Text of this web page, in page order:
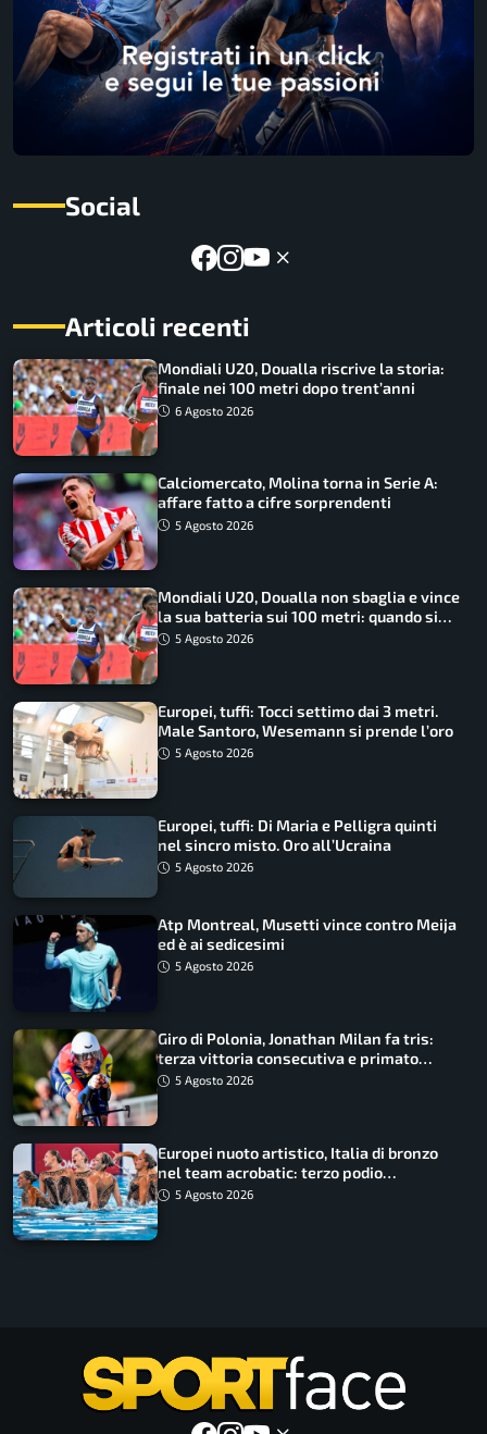
Social
Articoli recenti
Mondiali U20, Doualla riscrive la storia:
finale nei 100 metri dopo trent’anni
6 Agosto 2026
Calciomercato, Molina torna in Serie A:
affare fatto a cifre sorprendenti
5 Agosto 2026
Mondiali U20, Doualla non sbaglia e vince
la sua batteria sui 100 metri: quando si
disputano le finali
5 Agosto 2026
Europei, tuffi: Tocci settimo dai 3 metri.
Male Santoro, Wesemann si prende l’oro
5 Agosto 2026
Europei, tuffi: Di Maria e Pelligra quinti
nel sincro misto. Oro all’Ucraina
5 Agosto 2026
Atp Montreal, Musetti vince contro Meija
ed è ai sedicesimi
5 Agosto 2026
Giro di Polonia, Jonathan Milan fa tris:
terza vittoria consecutiva e primato
rafforzato
5 Agosto 2026
Europei nuoto artistico, Italia di bronzo
nel team acrobatic: terzo podio
consecutivo
5 Agosto 2026